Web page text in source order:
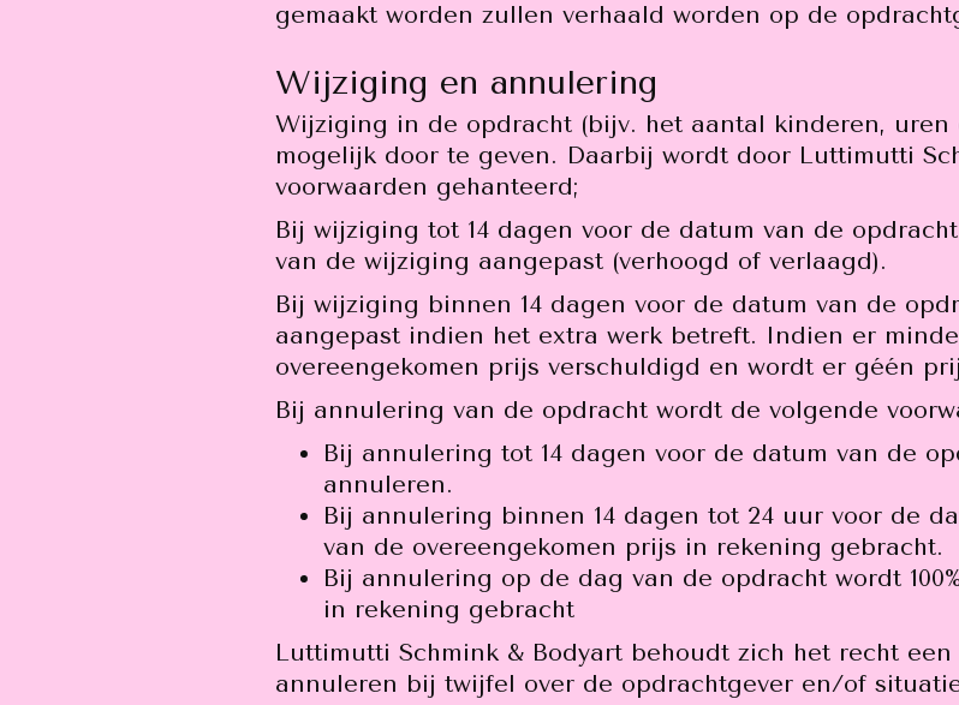
gemaakt worden zullen verhaald worden op de
Wijziging en annulering
Wijziging in de opdracht (bijv. het aantal kinderen, uren
mogelijk door te geven. Daarbij wordt door Luttimutti
voorwaarden gehanteerd;
Bij wijziging tot 14 dagen voor de datum van de
van de wijziging aangepast (verhoogd of verlaagd).
Bij wijziging binnen 14 dagen voor de datum van de
aangepast indien het extra werk betreft. Indien er
overeengekomen prijs verschuldigd en wordt er géén
Bij annulering van de opdracht wordt de volgende
Bij annulering tot 14 dagen voor de datum van de
annuleren.
Bij annulering binnen 14 dagen tot 24 uur voor de
van de overeengekomen prijs in rekening gebracht.
Bij annulering op de dag van de opdracht wordt
in rekening gebracht
Luttimutti Schmink & Bodyart behoudt zich het recht
annuleren bij twijfel over de opdrachtgever en/of